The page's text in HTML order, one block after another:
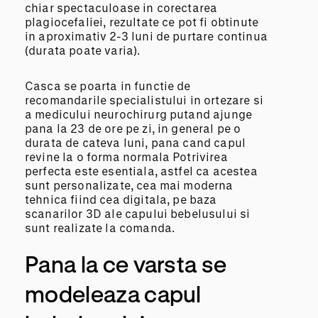
chiar spectaculoase in corectarea
plagiocefaliei, rezultate ce pot fi obtinute
in aproximativ 2-3 luni de purtare continua
(durata poate varia).
Casca se poarta in functie de
recomandarile specialistului in ortezare si
a medicului neurochirurg putand ajunge
pana la 23 de ore pe zi, in general pe o
durata de cateva luni, pana cand capul
revine la o forma normala Potrivirea
perfecta este esentiala, astfel ca acestea
sunt personalizate, cea mai moderna
tehnica fiind cea digitala, pe baza
scanarilor 3D ale capului bebelusului si
sunt realizate la comanda.
Pana la ce varsta se
modeleaza capul